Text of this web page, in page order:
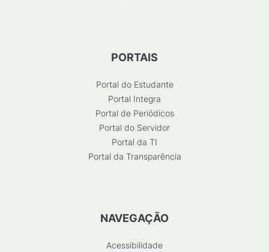
PORTAIS
Portal do Estudante
Portal Integra
Portal de Periódicos
Portal do Servidor
Portal da TI
Portal da Transparência
NAVEGAÇÃO
Acessibilidade